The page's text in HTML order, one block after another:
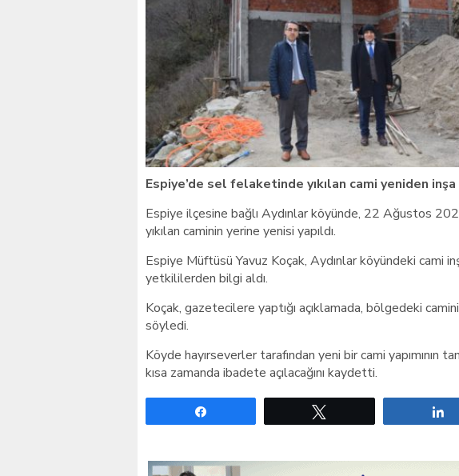
Giresunlu sürücü Orhangazi’de hayatını
Espiye’de sel felaketinde yıkılan cami yeniden
Espiye ilçesine bağlı Aydınlar köyünde, 22 Ağustos
yıkılan caminin yerine yenisi yapıldı.
Espiye Müftüsü Yavuz Koçak, Aydınlar köyündeki cami
yetkililerden bilgi aldı.
Koçak, gazetecilere yaptığı açıklamada, bölgedeki
söyledi.
Köyde hayırseverler tarafından yeni bir cami yapımının
kısa zamanda ibadete açılacağını kaydetti.